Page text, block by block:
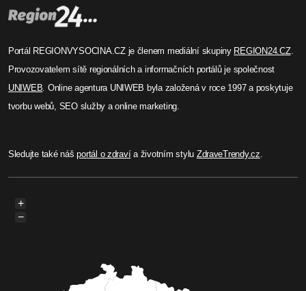
Portál REGIONVYSOCINA.CZ je členem mediální skupiny REGION24.CZ.
Provozovatelem sítě regionálních a informačních portálů je společnost
UNIWEB. Online agentura UNIWEB byla založená v roce 1997 a poskytuje
tvorbu webů, SEO služby a online marketing.
Sledujte také nášportál o zdravía životním stylu ZdraveTrendy.cz.
+
−